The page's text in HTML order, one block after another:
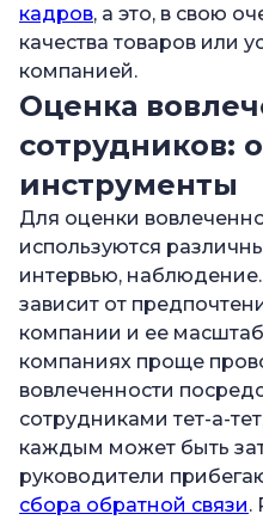
кадров, а это, в свою
качества товаров или
компанией.
Оценка
сотрудников:
инструменты
Для оценки
используются
интервью,
зависит от
компании и ее
компаниях проще
вовлеченности
сотрудниками тет-а-
каждым может быть
руководители
сбора обратной связи.